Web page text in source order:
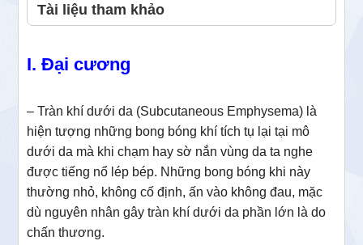
Tài liệu tham khảo
I. Đại cương
– Tràn khí dưới da (Subcutaneous Emphysema) là
hiện tượng những bong bóng khí tích tụ lại tại mô
dưới da mà khi chạm hay sờ nắn vùng da ta nghe
được tiếng nổ lép bép. Những bong bóng khi này
thường nhỏ, không cố định, ấn vào không đau, mặc
dù nguyên nhân gây tràn khí dưới da phần lớn là do
chấn thương.